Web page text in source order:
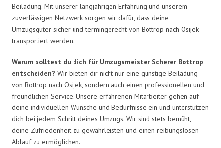
Beiladung. Mit unserer langjährigen Erfahrung und unserem
zuverlässigen Netzwerk sorgen wir dafür, dass deine
Umzugsgüter sicher und termingerecht von Bottrop nach Osijek
transportiert werden.
Warum solltest du dich für Umzugsmeister Scherer Bottrop
entscheiden? Wir bieten dir nicht nur eine günstige Beiladung
von Bottrop nach Osijek, sondern auch einen professionellen und
freundlichen Service. Unsere erfahrenen Mitarbeiter gehen auf
deine individuellen Wünsche und Bedürfnisse ein und unterstützen
dich bei jedem Schritt deines Umzugs. Wir sind stets bemüht,
deine Zufriedenheit zu gewährleisten und einen reibungslosen
Ablauf zu ermöglichen.